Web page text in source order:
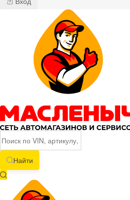
Найти